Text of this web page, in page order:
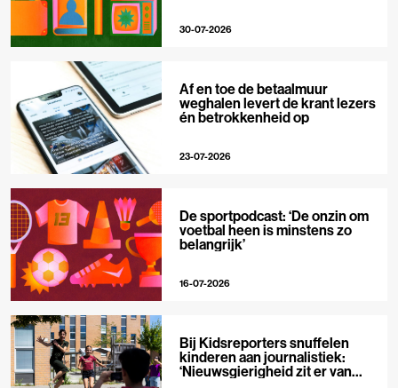
30-07-2026
Af en toe de betaalmuur
weghalen levert de krant lezers
én betrokkenheid op
23-07-2026
De sportpodcast: ‘De onzin om
voetbal heen is minstens zo
belangrijk’
16-07-2026
Bij Kidsreporters snuffelen
kinderen aan journalistiek:
‘Nieuwsgierigheid zit er van